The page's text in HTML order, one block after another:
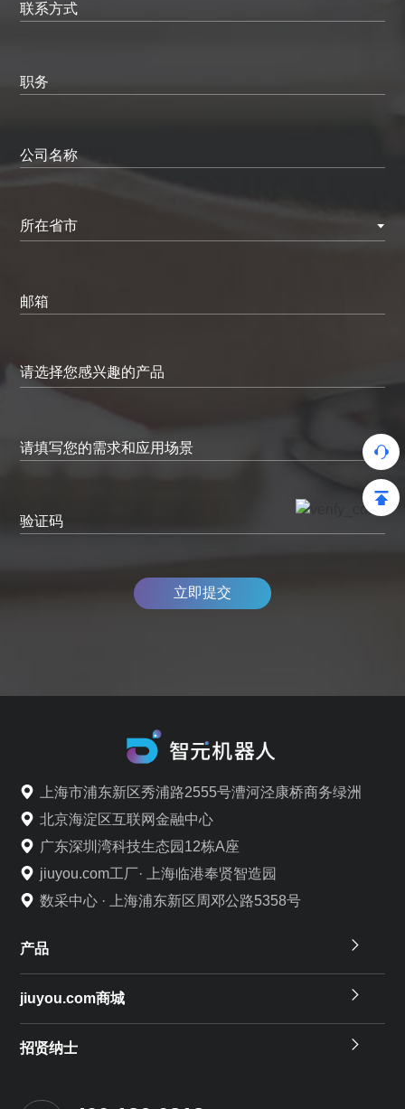
联系方式
职务
公司名称
所在省市
邮箱
请填写您的需求和应用场景
验证码
立即提交
上海市浦东新区秀浦路2555号漕河泾康桥商务绿洲
北京海淀区互联网金融中心
广东深圳湾科技生态园12栋A座
jiuyou.com工厂· 上海临港奉贤智造园
数采中心 · 上海浦东新区周邓公路5358号
产品
jiuyou.com商城
招贤纳士